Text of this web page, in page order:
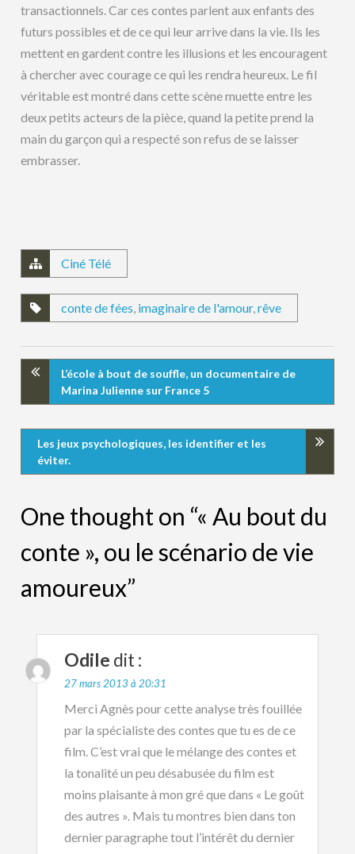
transactionnels. Car ces contes parlent aux enfants des
futurs possibles et de ce qui leur arrive dans la vie. Ils les
mettent en gardent contre les illusions et les encouragent
à chercher avec courage ce qui les rendra heureux. Le fil
véritable est montré dans cette scène muette entre les
deux petits acteurs de la pièce, quand la petite prend la
main du garçon qui a respecté son refus de se laisser
embrasser.
Ciné Télé
conte de fées, imaginaire de l'amour,rêve
L’école à bout de souffle, un documentaire de
Marina Julienne sur France 5
Les jeux psychologiques, les identifier et les
éviter.
One thought on “« Au bout du
conte », ou le scénario de vie
amoureux”
Odile dit :
27 mars 2013 à 20:31
Merci Agnès pour cette analyse très fouillée
par la spécialiste des contes que tu es de ce
film. C’est vrai que le mélange des contes et
la tonalité un peu désabusée du film est
moins plaisante à mon gré que dans « Le goût
des autres ». Mais tu montres bien dans ton
dernier paragraphe tout l’intérêt du dernier